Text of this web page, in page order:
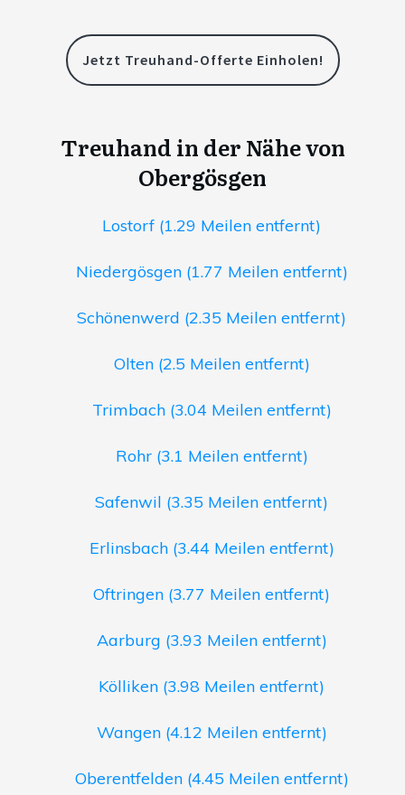
Jetzt Treuhand-Offerte Einholen!
Treuhand in der Nähe von
Obergösgen
Lostorf (1.29 Meilen entfernt)
Niedergösgen (1.77 Meilen entfernt)
Schönenwerd (2.35 Meilen entfernt)
Olten (2.5 Meilen entfernt)
Trimbach (3.04 Meilen entfernt)
Rohr (3.1 Meilen entfernt)
Safenwil (3.35 Meilen entfernt)
Erlinsbach (3.44 Meilen entfernt)
Oftringen (3.77 Meilen entfernt)
Aarburg (3.93 Meilen entfernt)
Kölliken (3.98 Meilen entfernt)
Wangen (4.12 Meilen entfernt)
Oberentfelden (4.45 Meilen entfernt)